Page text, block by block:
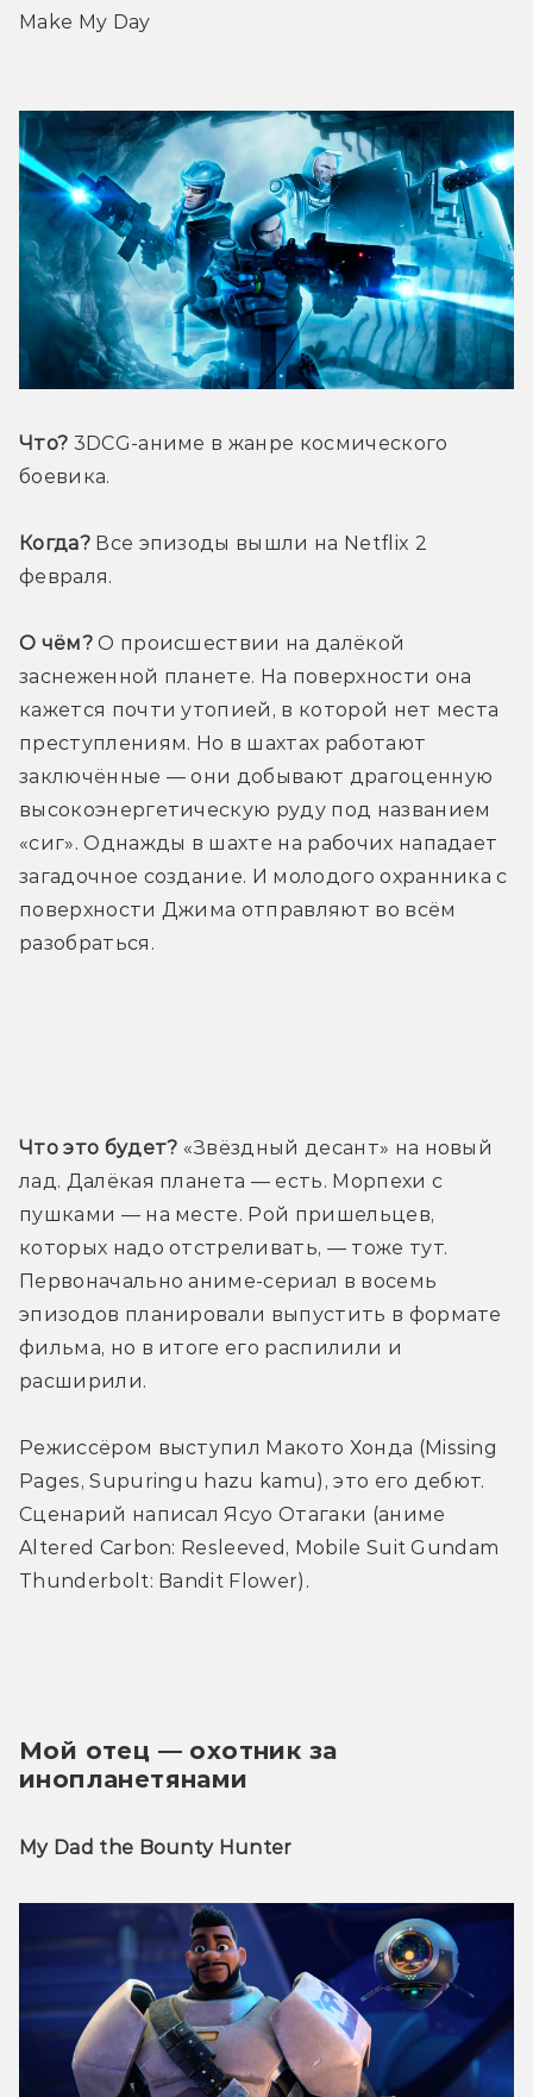
Make My Day
Что? 3DCG-аниме в жанре космического
боевика.
Когда? Все эпизоды вышли на Netflix 2
февраля.
О чём? О происшествии на далёкой
заснеженной планете. На поверхности она
кажется почти утопией, в которой нет места
преступлениям. Но в шахтах работают
заключённые — они добывают драгоценную
высокоэнергетическую руду под названием
«сиг». Однажды в шахте на рабочих нападает
загадочное создание. И молодого охранника с
поверхности Джима отправляют во всём
разобраться.
Что это будет? «Звёздный десант» на новый
лад. Далёкая планета — есть. Морпехи с
пушками — на месте. Рой пришельцев,
которых надо отстреливать, — тоже тут.
Первоначально аниме-сериал в восемь
эпизодов планировали выпустить в формате
фильма, но в итоге его распилили и
расширили.
Режиссёром выступил Макото Хонда (Missing
Pages, Supuringu hazu kamu), это его дебют.
Сценарий написал Ясуо Отагаки (аниме
Altered Carbon: Resleeved, Mobile Suit Gundam
Thunderbolt: Bandit Flower).
Мой отец — охотник за
инопланетянами
My Dad the Bounty Hunter